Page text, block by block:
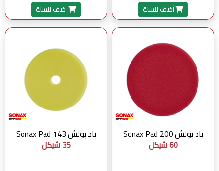
أضف للسلة أضف للسلة
باد بولش Sonax Pad 200
60 شيكل
باد بولش Sonax Pad 143
35 شيكل